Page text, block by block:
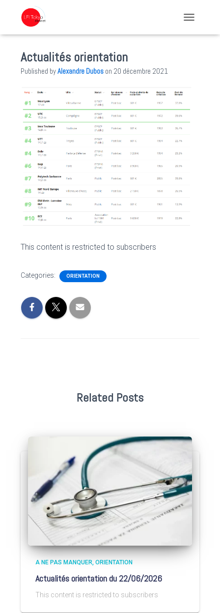
Actualités orientation
Published byAlexandre Dubos on 20 décembre 2021
This content is restricted to subscribers
Categories: ORIENTATION
Related Posts
A NE PAS MANQUER ORIENTATION
Actualités orientation du 22/06/2026
This content is restricted to subscribers